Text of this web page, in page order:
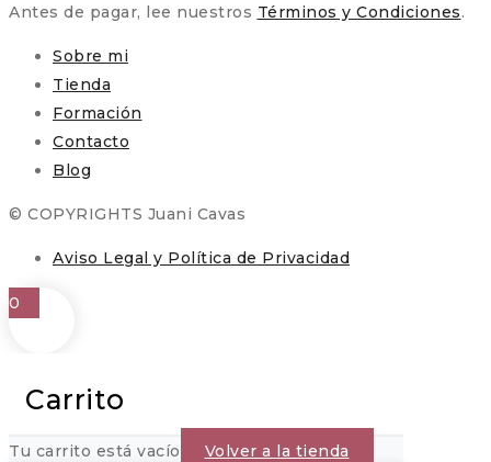
Antes de pagar, lee nuestros Términos y Condiciones.
Sobre mi
Tienda
Formación
Contacto
Blog
© COPYRIGHTS Juani Cavas
Aviso Legal y Política de Privacidad
0
Carrito
Tu carrito está vacío Volver a la tienda